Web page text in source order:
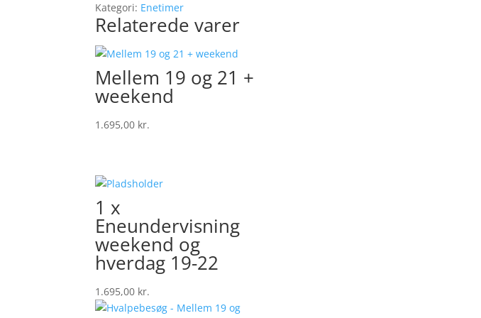
Kategori: Enetimer
Relaterede varer
Mellem 19 og 21 +
weekend
1.695,00 kr.
1 x
Eneundervisning
weekend og
hverdag 19-22
1.695,00 kr.